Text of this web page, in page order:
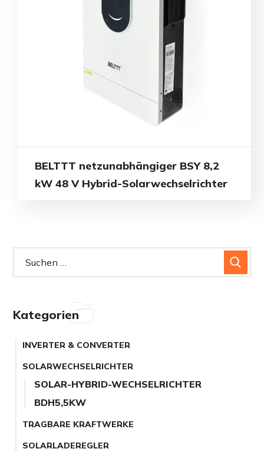
BELTTT netzunabhängiger BSY 8,2
kW 48 V Hybrid-Solarwechselrichter
Kategorien
INVERTER & CONVERTER
SOLARWECHSELRICHTER
SOLAR-HYBRID-WECHSELRICHTER
BDH5,5KW
TRAGBARE KRAFTWERKE
SOLARLADEREGLER